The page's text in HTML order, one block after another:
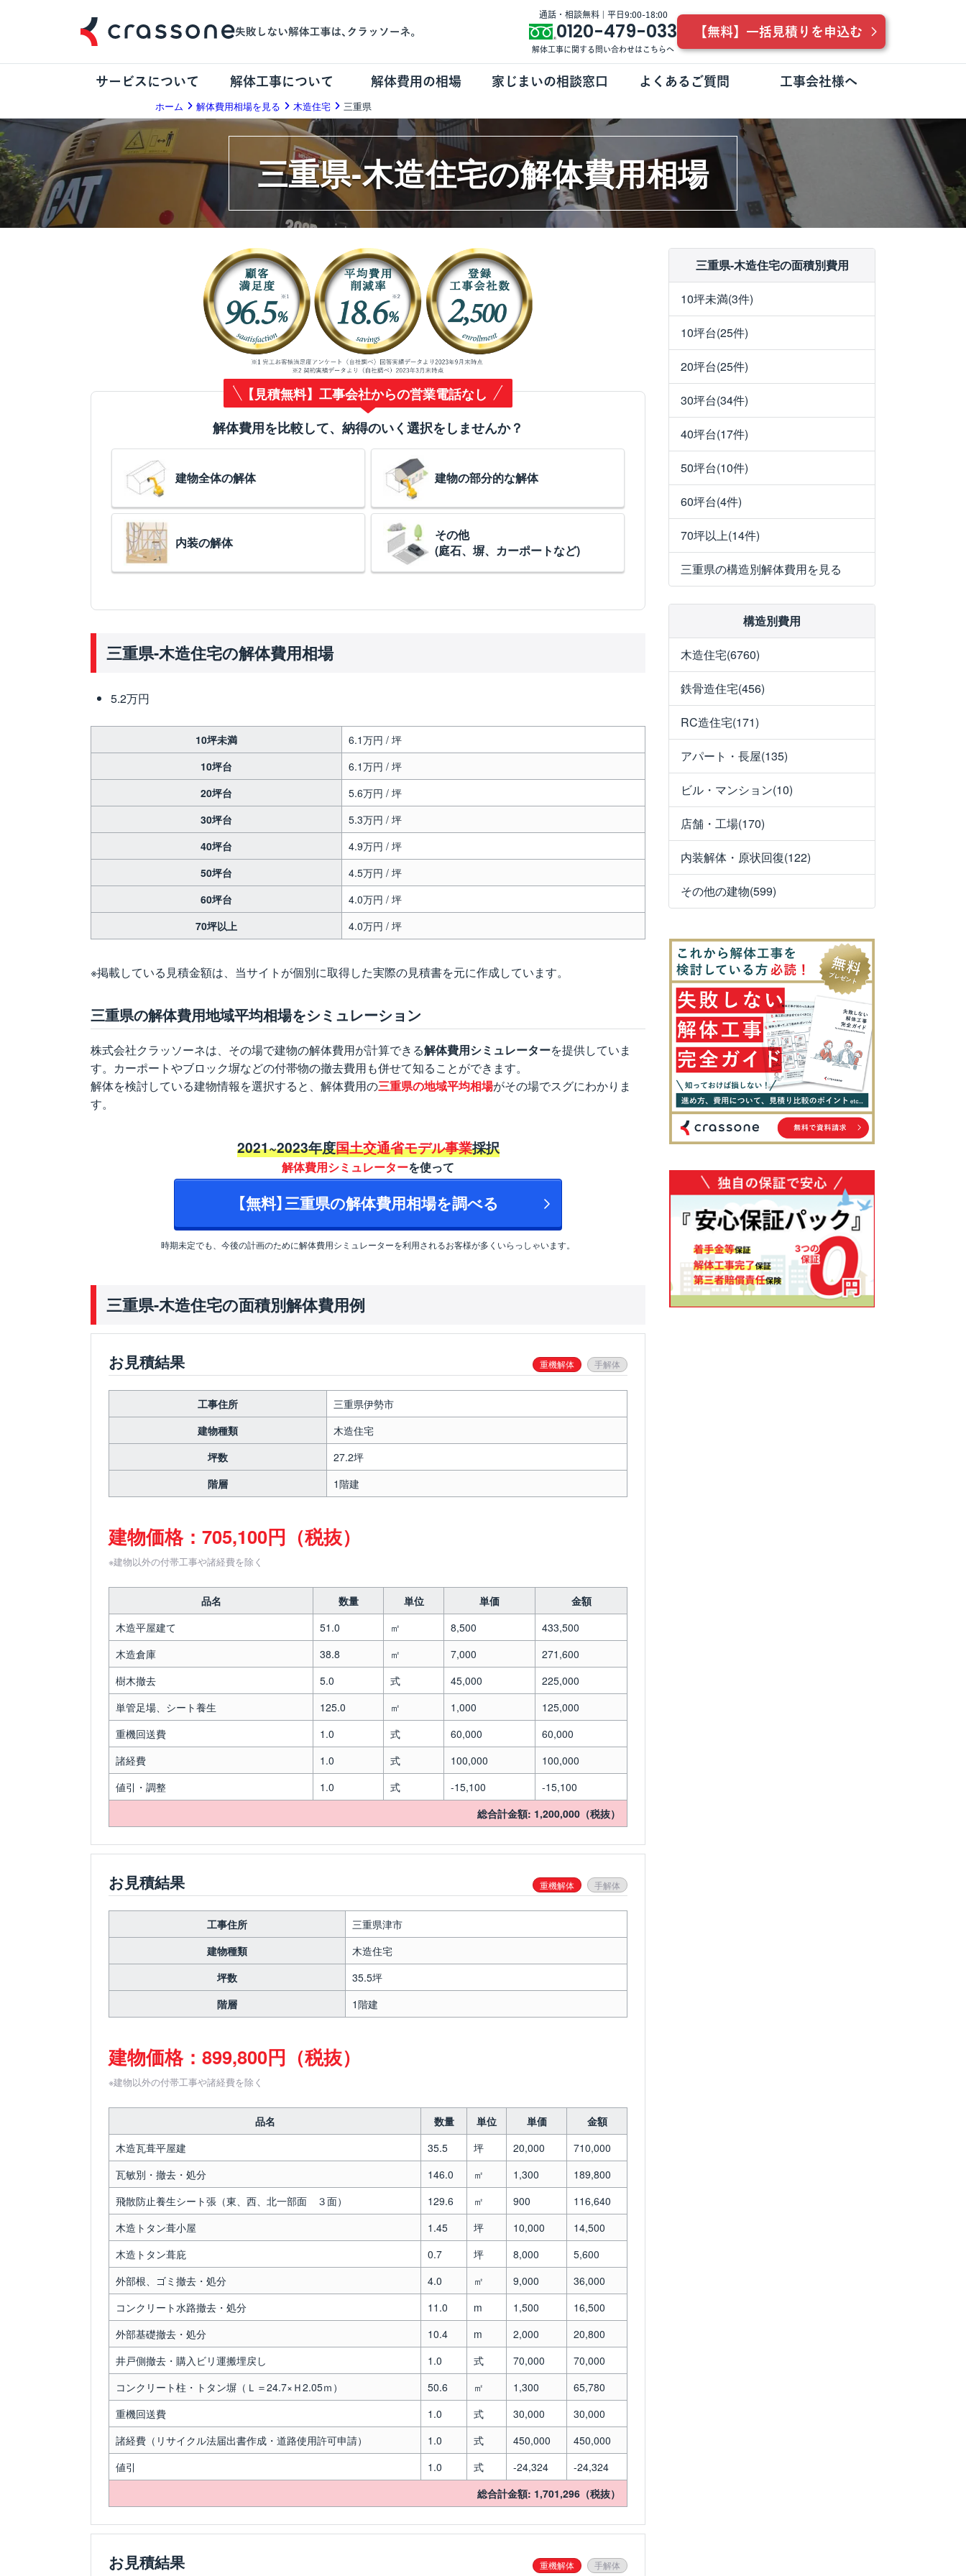
通話・相談無料 | 平日9:00-18:00
0120-479-033
解体工事に関する問い合わせはこちらへ
【無料】一括見積りを申込む
サービスについて 解体工事について 解体費用の相場 家じまいの相談窓口 よくあるご質問 工事会社様へ
ホーム 解体費用相場を見る 木造住宅 三重県
三重県-木造住宅の解体費用相場
【見積無料】工事会社からの営業電話なし
解体費用を比較して、納得のいく選択をしませんか？
建物全体の解体 建物の部分的な解体
内装の解体
その他
(庭石、塀、カーポートなど)
三重県-木造住宅の解体費用相場
5.2万円
10坪未満
6.1万円 / 坪
10坪台
6.1万円 / 坪
20坪台
5.6万円 / 坪
30坪台
5.3万円 / 坪
40坪台
4.9万円 / 坪
50坪台
4.5万円 / 坪
60坪台
4.0万円 / 坪
70坪以上
4.0万円 / 坪
※掲載している見積金額は、当サイトが個別に取得した実際の見積書を元に作成しています。
三重県の解体費用地域平均相場をシミュレーション
株式会社クラッソーネは、その場で建物の解体費用が計算できる解体費用シミュレーターを提供していま
す。カーポートやブロック塀などの付帯物の撤去費用も併せて知ることができます。
解体を検討している建物情報を選択すると、解体費用の三重県の地域平均相場がその場でスグにわかりま
す。
2021~2023年度国土交通省モデル事業採択
解体費用シミュレーターを使って
【無料】三重県の解体費用相場を調べる
時期未定でも、今後の計画のために解体費用シミュレーターを利用されるお客様が多くいらっしゃいます。
三重県-木造住宅の面積別解体費用例
お見積結果 重機解体 手解体
工事住所
三重県伊勢市
建物種類
木造住宅
坪数
27.2坪
階層
1階建
建物価格：705,100円（税抜）
※建物以外の付帯工事や諸経費を除く
品名 数量 単位 単価
金額
木造平屋建て
51.0 ㎡ 8,500
433,500
木造倉庫
38.8 ㎡ 7,000
271,600
樹木撤去
5.0 式 45,000
225,000
単管足場、シート養生
125.0 ㎡ 1,000
125,000
重機回送費
1.0 式 60,000
60,000
諸経費
1.0 式 100,000
100,000
値引・調整
1.0 式 -15,100
-15,100
総合計金額: 1,200,000（税抜）
お見積結果 重機解体 手解体
工事住所
三重県津市
建物種類
木造住宅
坪数
35.5坪
階層
1階建
建物価格：899,800円（税抜）
※建物以外の付帯工事や諸経費を除く
品名 数量 単位 単価
金額
木造瓦葺平屋建
35.5 坪 20,000
710,000
瓦敏別・撤去・処分
146.0 ㎡ 1,300
189,800
飛散防止養生シート張（東、西、北一部面 ３面）
129.6 ㎡ 900
116,640
木造トタン葺小屋
1.45 坪 10,000
14,500
木造トタン葺庇
0.7 坪 8,000
5,600
外部根、ゴミ撤去・処分
4.0 ㎡ 9,000
36,000
コンクリート水路撤去・処分
11.0 m 1,500
16,500
外部基礎撤去・処分
10.4 m 2,000
20,800
井戸側撤去・購入ビリ運搬埋戻し
1.0 式 70,000
70,000
コンクリート柱・トタン塀（Ｌ＝24.7×Ｈ2.05ｍ）
50.6 ㎡ 1,300
65,780
重機回送費
1.0 式 30,000
30,000
諸経費（リサイクル法届出書作成・道路使用許可申請）
1.0 式 450,000
450,000
値引
1.0 式 -24,324
-24,324
総合計金額: 1,701,296（税抜）
お見積結果 重機解体 手解体
三重県-木造住宅の面積別費用
10坪未満(3件)
10坪台(25件)
20坪台(25件)
30坪台(34件)
40坪台(17件)
50坪台(10件)
60坪台(4件)
70坪以上(14件)
三重県の構造別解体費用を見る
構造別費用
木造住宅(6760)
鉄骨造住宅(456)
RC造住宅(171)
アパート・長屋(135)
ビル・マンション(10)
店舗・工場(170)
内装解体・原状回復(122)
その他の建物(599)